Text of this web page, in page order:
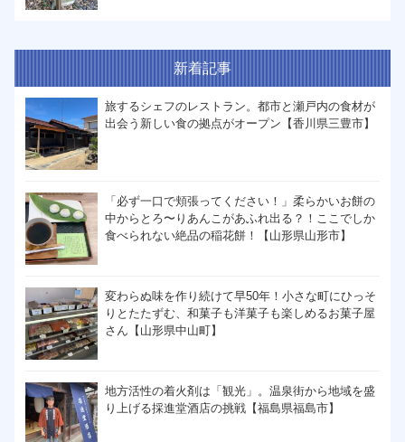
新着記事
旅するシェフのレストラン。都市と瀬戸内の食材が
出会う新しい食の拠点がオープン【香川県三豊市】
「必ず一口で頬張ってください！」柔らかいお餅の
中からとろ〜りあんこがあふれ出る？！ここでしか
食べられない絶品の稲花餅！【山形県山形市】
変わらぬ味を作り続けて早50年！小さな町にひっそ
りとたたずむ、和菓子も洋菓子も楽しめるお菓子屋
さん【山形県中山町】
地方活性の着火剤は「観光」。温泉街から地域を盛
り上げる採進堂酒店の挑戦【福島県福島市】